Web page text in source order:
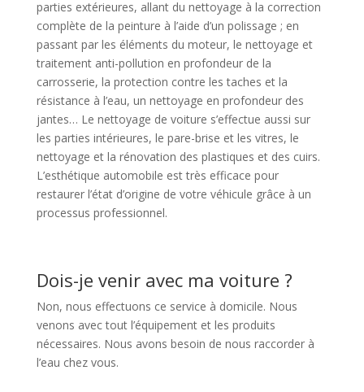
parties extérieures, allant du nettoyage à la correction
complète de la peinture à l’aide d’un polissage ; en
passant par les éléments du moteur, le nettoyage et
traitement anti-pollution en profondeur de la
carrosserie, la protection contre les taches et la
résistance à l’eau, un nettoyage en profondeur des
jantes… Le nettoyage de voiture s’effectue aussi sur
les parties intérieures, le pare-brise et les vitres, le
nettoyage et la rénovation des plastiques et des cuirs.
L’esthétique automobile est très efficace pour
restaurer l’état d’origine de votre véhicule grâce à un
processus professionnel.
Dois-je venir avec ma voiture ?
Non, nous effectuons ce service à domicile. Nous
venons avec tout l’équipement et les produits
nécessaires. Nous avons besoin de nous raccorder à
l’eau chez vous.